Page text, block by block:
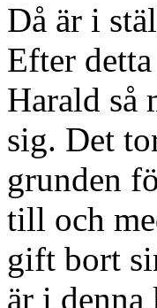
Då är i
Efter
Harald så
sig. Det
grunden
till och
gift bort
är i